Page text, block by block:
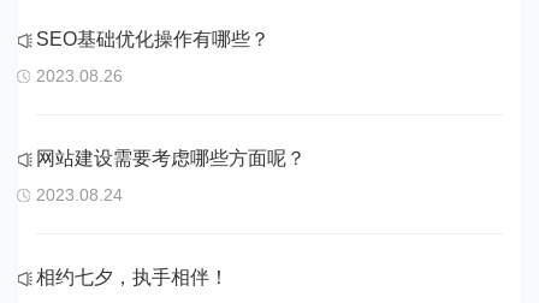
SEO基础优化操作有哪些？
2023.08.26
网站建设需要考虑哪些方面呢？
2023.08.24
相约七夕，执手相伴！